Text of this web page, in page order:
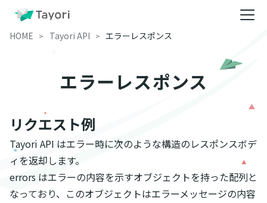
HOME Tayori API エラーレスポンス
エラーレスポンス
リクエスト例
Tayori API はエラー時に次のような構造のレスポンスボデ
ィを返却します。
errors はエラーの内容を示すオブジェクトを持った配列と
なっており、このオブジェクトはエラーメッセージの内容